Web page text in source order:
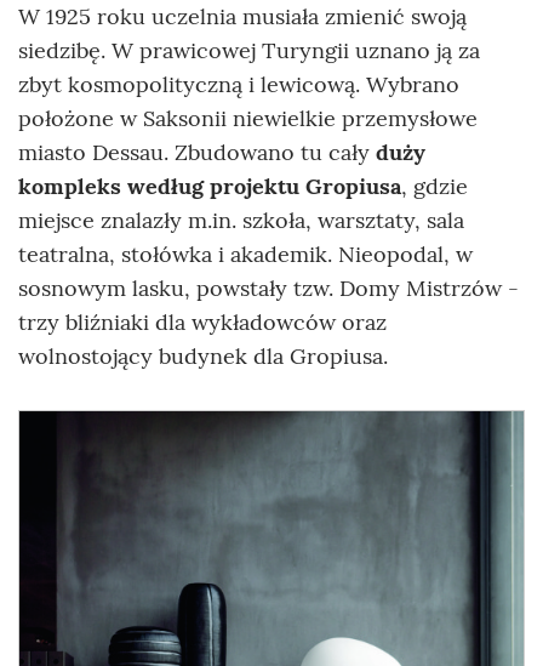
W 1925 roku uczelnia musiała zmienić swoją
siedzibę. W prawicowej Turyngii uznano ją za
zbyt kosmopolityczną i lewicową. Wybrano
położone w Saksonii niewielkie przemysłowe
miasto Dessau. Zbudowano tu cały duży
kompleks według projektu Gropiusa, gdzie
miejsce znalazły m.in. szkoła, warsztaty, sala
teatralna, stołówka i akademik. Nieopodal, w
sosnowym lasku, powstały tzw. Domy Mistrzów -
trzy bliźniaki dla wykładowców oraz
wolnostojący budynek dla Gropiusa.